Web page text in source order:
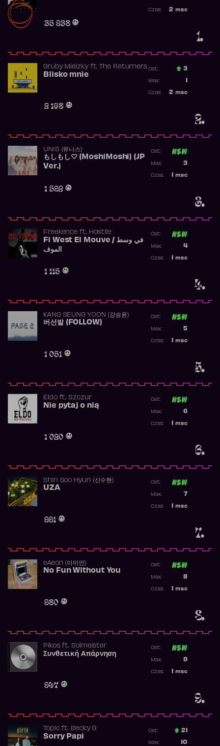
1.
35 938
2 msc
Czas:
2.
Gruby Mielzkyft. The Returners
Blisko mnie
2 168
Ost.: 3
Max:
2 msc
Czas:
3.
UNIS (유니스)
もしもし♡ (MoshiMoshi) (JP
Ver.)
1 592
Ost:
3
Max:
msc
Czas:
4.
Freekence ft. Hostile
Fi West El Mouve / في وسط
الموف
1 115
Ost:
4
Max:
msc
Czas:
5.
KANG SEUNG YOON (강승윤)
버선발 (FOLLOW)
1 051
Ost:
5
Max:
msc
Czas:
6.
Eldoft. Szczur
Nie pytaj o nią
1 020
Ost:
6
Max:
msc
Czas:
7.
Shin Soo Hyun (신수현)
UZA
991
Ost:
7
Max:
msc
Czas:
8.
​eAeon (이이언)
No Fun Without You
980
Ost:
8
Max:
msc
Czas:
9.
Pikosft. Solmeister
Συνθετική Απάρνηση
947
Ost:
9
Max:
msc
Czas:
Topicft. Becky G
Sorry Papi
Ost.: 21
10
Max: